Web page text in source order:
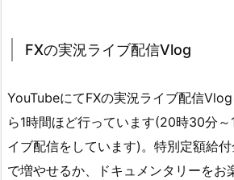
FXの実況ライブ配信Vlog
YouTubeにてFXの実況ライブ配信
ら1時間ほど行っています(20時30分～
イブ配信をしています)。特別定額給
で増やせるか、ドキュメンタリーをお